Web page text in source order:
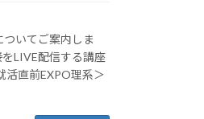
いてご案内しま
LIVE配信する講座
活直前EXPO理系＞